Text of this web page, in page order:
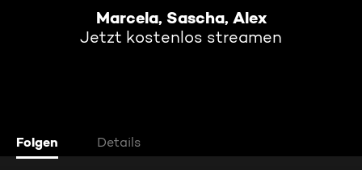
Marcela, Sascha, Alex
Jetzt kostenlos streamen
Folgen Details